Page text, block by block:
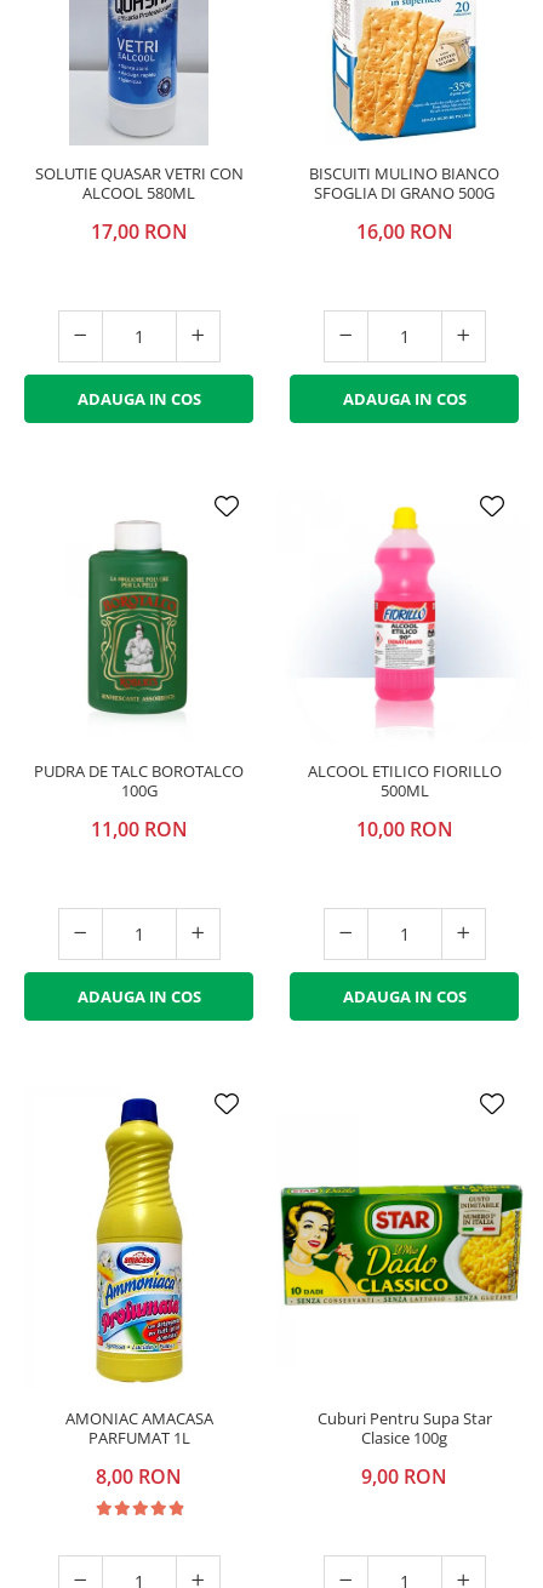
Bere italiana
Vinuri italiene
Bauturi aperitive, alcoolice
Apa italiana
Sucuri si bauturi racoritoare
Panettone cozonac italian,
Produse de panificatie
Produse de patiserie
SOLUTIE QUASAR VETRI CON
ALCOOL 580ML
17,00 RON
ADAUGA IN COS
BISCUITI MULINO BIANCO
SFOGLIA DI GRANO 500G
16,00 RON
ADAUGA IN COS
PUDRA DE TALC BOROTALCO
100G
11,00 RON
ADAUGA IN COS
ALCOOL ETILICO FIORILLO
500ML
10,00 RON
ADAUGA IN COS
AMONIAC AMACASA
PARFUMAT 1L
8,00 RON
Cuburi Pentru Supa Star
Clasice 100g
9,00 RON